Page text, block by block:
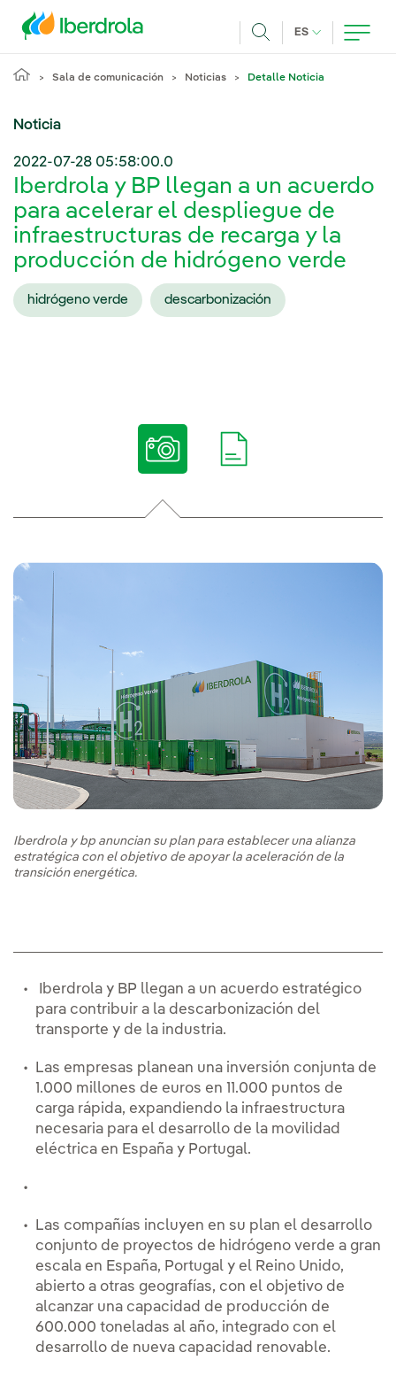
ES IDIOMA
Sala de comunicación Noticias Detalle Noticia
Noticia
2022-07-28 05:58:00.0
Iberdrola y BP llegan a un acuerdo
para acelerar el despliegue de
infraestructuras de recarga y la
producción de hidrógeno verde
hidrógeno verde descarbonización
Iberdrola y bp anuncian su plan para establecer una alianza
estratégica con el objetivo de apoyar la aceleración de la
transición energética.
Iberdrola y BP llegan a un acuerdo estratégico
para contribuir a la descarbonización del
transporte y de la industria.
Las empresas planean una inversión conjunta de
1.000 millones de euros en 11.000 puntos de
carga rápida, expandiendo la infraestructura
necesaria para el desarrollo de la movilidad
eléctrica en España y Portugal.
Las compañías incluyen en su plan el desarrollo
conjunto de proyectos de hidrógeno verde a gran
escala en España, Portugal y el Reino Unido,
abierto a otras geografías, con el objetivo de
alcanzar una capacidad de producción de
600.000 toneladas al año, integrado con el
desarrollo de nueva capacidad renovable.